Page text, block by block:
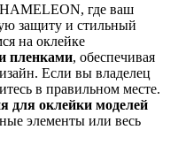
где ваш
защиту и стильный
на оклейке
пленками, обеспечивая
Если вы владелец
в правильном месте.
для оклейки моделей
элементы или весь